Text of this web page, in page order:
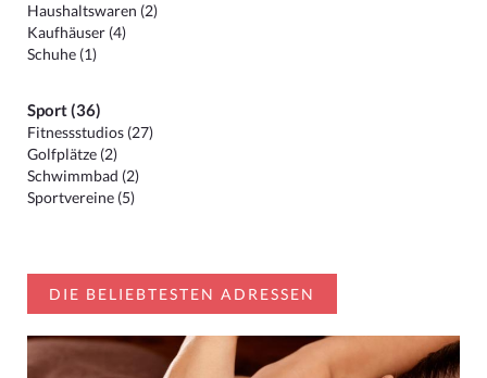
Haushaltswaren (2)
Kaufhäuser (4)
Schuhe (1)
Sport (36)
Fitnessstudios (27)
Golfplätze (2)
Schwimmbad (2)
Sportvereine (5)
DIE BELIEBTESTEN ADRESSEN